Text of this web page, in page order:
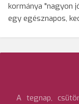
kormánya "nagyon
egy egésznapos,
A tegnap,